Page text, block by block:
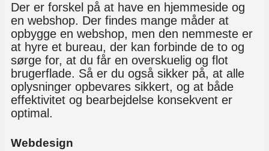
Der er forskel på at have en hjemmeside og
en webshop. Der findes mange måder at
opbygge en webshop, men den nemmeste er
at hyre et bureau, der kan forbinde de to og
sørge for, at du får en overskuelig og flot
brugerflade. Så er du også sikker på, at alle
oplysninger opbevares sikkert, og at både
effektivitet og bearbejdelse konsekvent er
optimal.
Webdesign